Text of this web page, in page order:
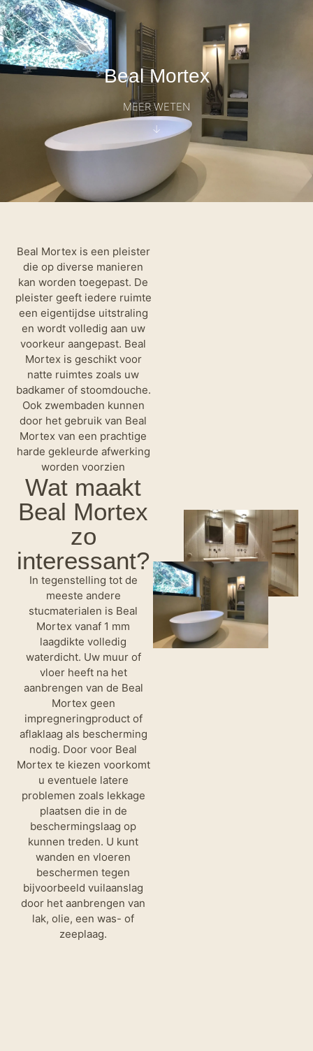
Beal Mortex
MEER WETEN
↓
Beal Mortex is een pleister
die op diverse manieren
kan worden toegepast. De
pleister geeft iedere ruimte
een eigentijdse uitstraling
en wordt volledig aan uw
voorkeur aangepast. Beal
Mortex is geschikt voor
natte ruimtes zoals uw
badkamer of stoomdouche.
Ook zwembaden kunnen
door het gebruik van Beal
Mortex van een prachtige
harde gekleurde afwerking
worden voorzien
Wat maakt
Beal Mortex
zo
interessant?
In tegenstelling tot de
meeste andere
stucmaterialen is Beal
Mortex vanaf 1 mm
laagdikte volledig
waterdicht. Uw muur of
vloer heeft na het
aanbrengen van de Beal
Mortex geen
impregneringproduct of
aflaklaag als bescherming
nodig. Door voor Beal
Mortex te kiezen voorkomt
u eventuele latere
problemen zoals lekkage
plaatsen die in de
beschermingslaag op
kunnen treden. U kunt
wanden en vloeren
beschermen tegen
bijvoorbeeld vuilaanslag
door het aanbrengen van
lak, olie, een was- of
zeeplaag.